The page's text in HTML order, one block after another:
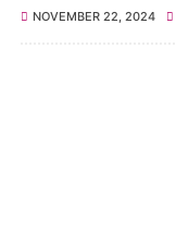
NOVEMBER 22, 2024